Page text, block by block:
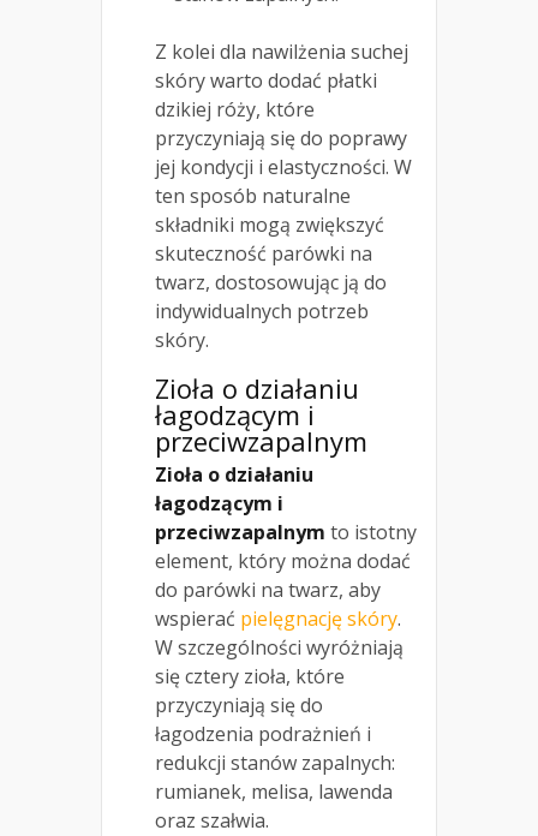
Z kolei dla nawilżenia suchej
skóry warto dodać płatki
dzikiej róży, które
przyczyniają się do poprawy
jej kondycji i elastyczności. W
ten sposób naturalne
składniki mogą zwiększyć
skuteczność parówki na
twarz, dostosowując ją do
indywidualnych potrzeb
skóry.
Zioła o działaniu
łagodzącym i
przeciwzapalnym
Zioła o działaniu
łagodzącym i
przeciwzapalnym to istotny
element, który można dodać
do parówki na twarz, aby
wspierać pielęgnację skóry.
W szczególności wyróżniają
się cztery zioła, które
przyczyniają się do
łagodzenia podrażnień i
redukcji stanów zapalnych:
rumianek, melisa, lawenda
oraz szałwia.